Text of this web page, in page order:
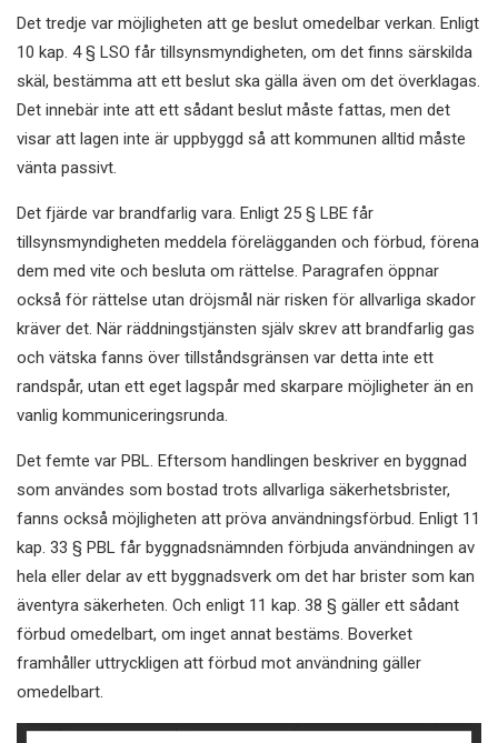
Det tredje var möjligheten att ge beslut omedelbar verkan. Enligt
10 kap. 4 § LSO får tillsynsmyndigheten, om det finns särskilda
skäl, bestämma att ett beslut ska gälla även om det överklagas.
Det innebär inte att ett sådant beslut måste fattas, men det
visar att lagen inte är uppbyggd så att kommunen alltid måste
vänta passivt.
Det fjärde var brandfarlig vara. Enligt 25 § LBE får
tillsynsmyndigheten meddela förelägganden och förbud, förena
dem med vite och besluta om rättelse. Paragrafen öppnar
också för rättelse utan dröjsmål när risken för allvarliga skador
kräver det. När räddningstjänsten själv skrev att brandfarlig gas
och vätska fanns över tillståndsgränsen var detta inte ett
randspår, utan ett eget lagspår med skarpare möjligheter än en
vanlig kommuniceringsrunda.
Det femte var PBL. Eftersom handlingen beskriver en byggnad
som användes som bostad trots allvarliga säkerhetsbrister,
fanns också möjligheten att pröva användningsförbud. Enligt 11
kap. 33 § PBL får byggnadsnämnden förbjuda användningen av
hela eller delar av ett byggnadsverk om det har brister som kan
äventyra säkerheten. Och enligt 11 kap. 38 § gäller ett sådant
förbud omedelbart, om inget annat bestäms. Boverket
framhåller uttryckligen att förbud mot användning gäller
omedelbart.